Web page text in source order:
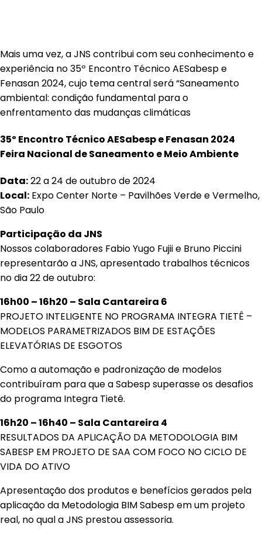
Mais uma vez, a JNS contribui com seu conhecimento e
experiência no 35º Encontro Técnico AESabesp e
Fenasan 2024, cujo tema central será “Saneamento
ambiental: condição fundamental para o
enfrentamento das mudanças climáticas
35º Encontro Técnico AESabesp e Fenasan 2024
Feira Nacional de Saneamento e Meio Ambiente
Data:22 a 24 de outubro de 2024
Local: Expo Center Norte – Pavilhões Verde e Vermelho,
São Paulo
Participação da JNS
Nossos colaboradores Fabio Yugo Fujii e Bruno Piccini
representarão a JNS, apresentado trabalhos técnicos
no dia 22 de outubro:
16h00 – 16h20 – Sala Cantareira 6
PROJETO INTELIGENTE NO PROGRAMA INTEGRA TIETÊ –
MODELOS PARAMETRIZADOS BIM DE ESTAÇÕES
ELEVATÓRIAS DE ESGOTOS
Como a automação e padronização de modelos
contribuíram para que a Sabesp superasse os desafios
do programa Integra Tietê.
16h20 – 16h40 – Sala Cantareira 4
RESULTADOS DA APLICAÇÃO DA METODOLOGIA BIM
SABESP EM PROJETO DE SAA COM FOCO NO CICLO DE
VIDA DO ATIVO
Apresentação dos produtos e benefícios gerados pela
aplicação da Metodologia BIM Sabesp em um projeto
real, no qual a JNS prestou assessoria.